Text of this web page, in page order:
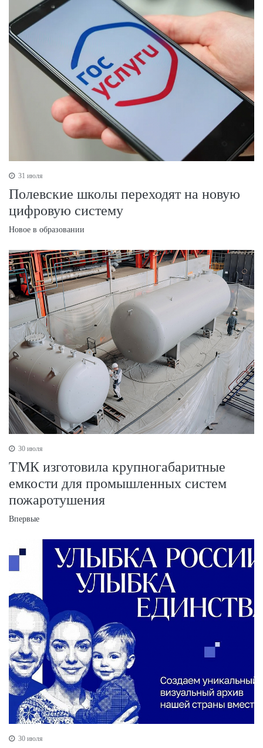
31 июля
Полевские школы переходят на новую
цифровую систему
Новое в образовании
30 июля
ТМК изготовила крупногабаритные
емкости для промышленных систем
пожаротушения
Впервые
30 июля